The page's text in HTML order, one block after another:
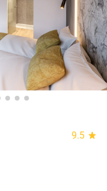
9.5 star